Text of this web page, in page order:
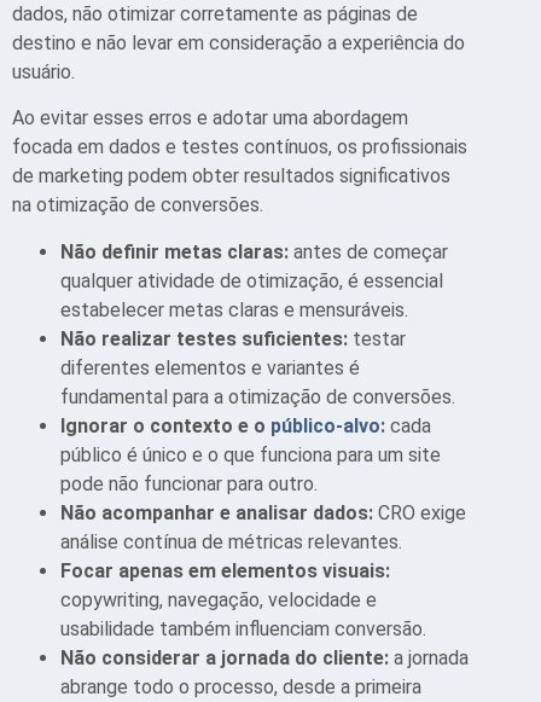
dados, não otimizar corretamente as páginas de
destino e não levar em consideração a experiência do
usuário.
Ao evitar esses erros e adotar uma abordagem
focada em dados e testes contínuos, os profissionais
de marketing podem obter resultados significativos
na otimização de conversões.
Não definir metas claras: antes de começar
qualquer atividade de otimização, é essencial
estabelecer metas claras e mensuráveis.
Não realizar testes suficientes: testar
diferentes elementos e variantes é
fundamental para a otimização de conversões.
Ignorar o contexto e o público-alvo: cada
público é único e o que funciona para um site
pode não funcionar para outro.
Não acompanhar e analisar dados: CRO exige
análise contínua de métricas relevantes.
Focar apenas em elementos visuais:
copywriting, navegação, velocidade e
usabilidade também influenciam conversão.
Não considerar a jornada do cliente: a jornada
abrange todo o processo, desde a primeira